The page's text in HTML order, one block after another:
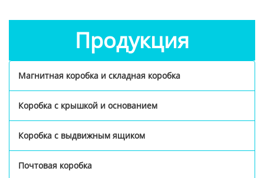
Продукция
Магнитная коробка и складная коробка
Коробка с крышкой и основанием
Коробка с выдвижным ящиком
Почтовая коробка